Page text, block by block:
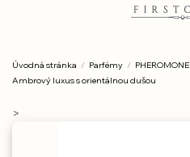
Úvodná stránka Parfémy PHEROMONE
Ambrový luxus s orientálnou dušou
>